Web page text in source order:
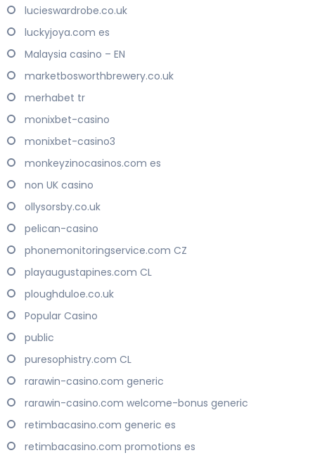
lucieswardrobe.co.uk
luckyjoya.com es
Malaysia casino – EN
marketbosworthbrewery.co.uk
merhabet tr
monixbet-casino
monixbet-casino3
monkeyzinocasinos.com es
non UK casino
ollysorsby.co.uk
pelican-casino
phonemonitoringservice.com CZ
playaugustapines.com CL
ploughduloe.co.uk
Popular Casino
public
puresophistry.com CL
rarawin-casino.com generic
rarawin-casino.com welcome-bonus generic
retimbacasino.com generic es
retimbacasino.com promotions es